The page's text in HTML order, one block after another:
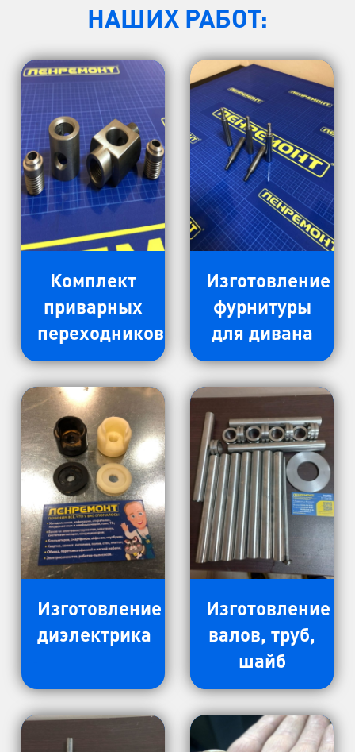
НАШИХ РАБОТ:
Комплект
приварных
переходников
Изготовление
фурнитуры
для дивана
Изготовление
диэлектрика
Изготовление
валов, труб,
шайб